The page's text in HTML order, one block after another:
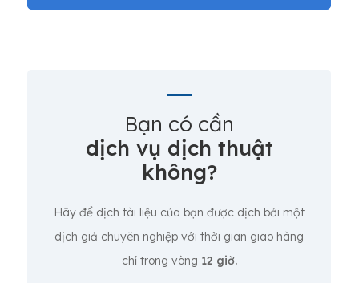
Bạn có cần
dịch vụ dịch thuật
không?
Hãy để dịch tài liệu của bạn được dịch bởi một
dịch giả chuyên nghiệp với thời gian giao hàng
chỉ trong vòng 12 giờ.